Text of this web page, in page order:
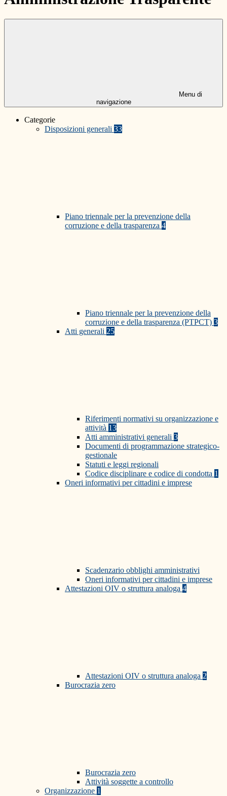
Menu di
navigazione
Categorie
Disposizioni generali 33
Piano triennale per la prevenzione della
corruzione e della trasparenza 4
Piano triennale per la prevenzione della
corruzione e della trasparenza (PTPCT) 3
Atti generali 25
Riferimenti normativi su organizzazione e
attività 13
Atti amministrativi generali 3
Documenti di programmazione strategico-
gestionale
Statuti e leggi regionali
Codice disciplinare e codice di condotta 1
Oneri informativi per cittadini e imprese
Scadenzario obblighi amministrativi
Oneri informativi per cittadini e imprese
Attestazioni OIV o struttura analoga 4
Attestazioni OIV o struttura analoga 2
Burocrazia zero
Burocrazia zero
Attività soggette a controllo
Organizzazione 1